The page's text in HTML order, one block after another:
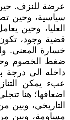
عرضة للنزف.
سياسية، وحين
العليا، وحين
قضية وجود،
خسارة المعنى.
ضغط الخصوم
داخله الى
عبء يمكن
اضعافها؛ هنا
التاريخي،
مساومة، وبين